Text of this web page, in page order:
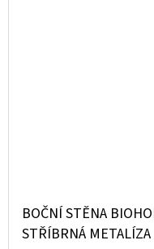
BOČNÍ STĚNA
STŘÍBRNÁ METALÍZA